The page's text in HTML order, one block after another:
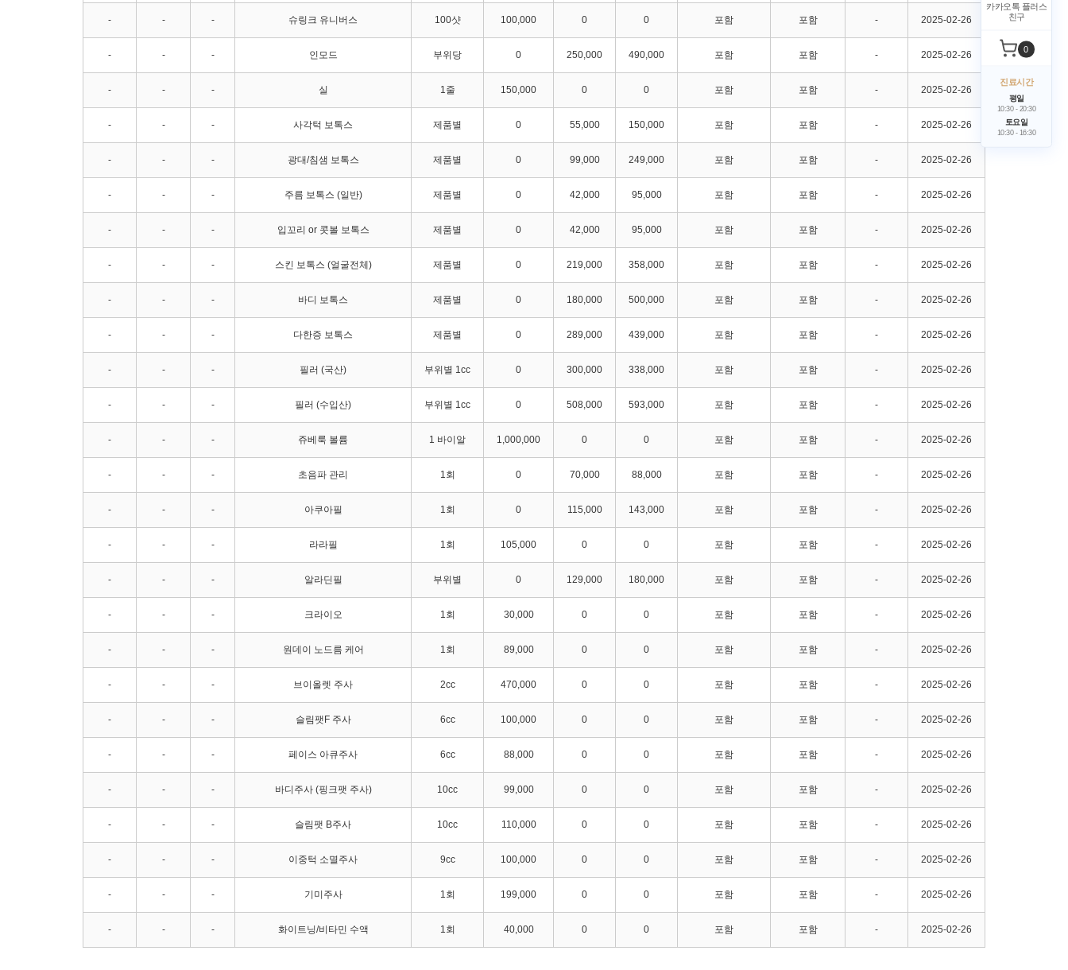
- - - 슈링크 유니버스 100샷 100,000 0 0 포함 포함 - 2025-02-26
- - - 인모드 부위당 0 250,000 490,000 포함 포함 - 2025-02-26
- - - 실 1줄 150,000 0 0 포함 포함 - 2025-02-26
- - - 사각턱 보톡스 제품별 0 55,000 150,000 포함 포함 - 2025-02-26
- - - 광대/침샘 보톡스 제품별 0 99,000 249,000 포함 포함 - 2025-02-26
- - - 주름 보톡스 (일반) 제품별 0 42,000 95,000 포함 포함 - 2025-02-26
- - - 입꼬리 or 콧볼 보톡스 제품별 0 42,000 95,000 포함 포함 - 2025-02-26
- - - 스킨 보톡스 (얼굴전체) 제품별 0 219,000 358,000 포함 포함 - 2025-02-26
- - - 바디 보톡스 제품별 0 180,000 500,000 포함 포함 - 2025-02-26
- - - 다한증 보톡스 제품별 0 289,000 439,000 포함 포함 - 2025-02-26
- - - 필러 (국산) 부위별 1cc 0 300,000 338,000 포함 포함 - 2025-02-26
- - - 필러 (수입산) 부위별 1cc 0 508,000 593,000 포함 포함 - 2025-02-26
- - - 쥬베룩 볼륨 1 바이알 1,000,000 0 0 포함 포함 - 2025-02-26
- - - 초음파 관리 1회 0 70,000 88,000 포함 포함 - 2025-02-26
- - - 아쿠아필 1회 0 115,000 143,000 포함 포함 - 2025-02-26
- - - 라라필 1회 105,000 0 0 포함 포함 - 2025-02-26
- - - 알라딘필 부위별 0 129,000 180,000 포함 포함 - 2025-02-26
- - - 크라이오 1회 30,000 0 0 포함 포함 - 2025-02-26
- - - 원데이 노드름 케어 1회 89,000 0 0 포함 포함 - 2025-02-26
- - - 브이올렛 주사 2cc 470,000 0 0 포함 포함 - 2025-02-26
- - - 슬림팻F 주사 6cc 100,000 0 0 포함 포함 - 2025-02-26
- - - 페이스 아큐주사 6cc 88,000 0 0 포함 포함 - 2025-02-26
- - - 바디주사 (핑크팻 주사) 10cc 99,000 0 0 포함 포함 - 2025-02-26
- - - 슬림팻 B주사 10cc 110,000 0 0 포함 포함 - 2025-02-26
- - - 이중턱 소멸주사 9cc 100,000 0 0 포함 포함 - 2025-02-26
- - - 기미주사 1회 199,000 0 0 포함 포함 - 2025-02-26
- - - 화이트닝/비타민 수액 1회 40,000 0 0 포함 포함 - 2025-02-26
카카오톡 플러스
친구
0
진료시간
평일
10:30- 20:30
토요일
10:30- 16:30